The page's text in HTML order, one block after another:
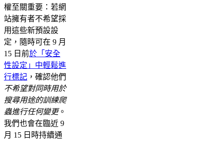
權至關重要：若網
站擁有者不希望採
用這些新預設設
定，隨時可在 9 月
15 日前於「安全
性設定」中輕鬆進
行標記 ，確認他們
不希望對同時用於
搜尋用途的訓練爬
蟲進行任何變更。
我們也會在臨近 9
月 15 日時持續通